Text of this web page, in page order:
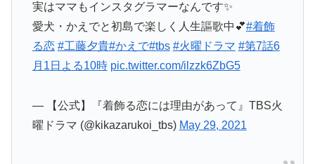
実はママもインスタグラマーなんです✨
愛犬・かえでと初島で楽しく人生謳歌中💕#着飾
る恋 #工藤夕貴#かえで#tbs #火曜ドラマ #第7話6
月1日よる10時 pic.twitter.com/ilzzk6ZbG5
— 【公式】『着飾る恋には理由があって』TBS火
曜ドラマ (@kikazarukoi_tbs) May 29, 2021